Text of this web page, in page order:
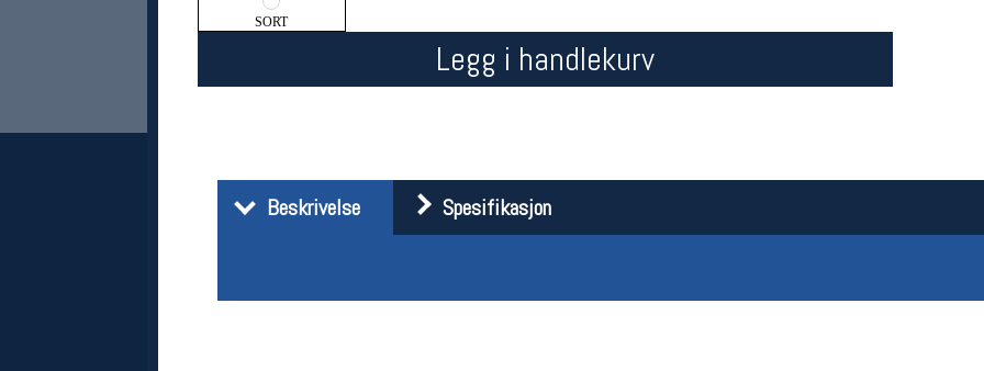
SORT
Legg i handlekurv
Beskrivelse Spesifikasjon